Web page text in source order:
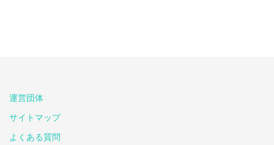
運営団体
サイトマップ
よくある質問